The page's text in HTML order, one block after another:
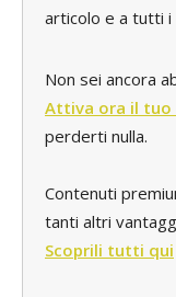
articolo e a tutti
Non sei ancora
Attiva ora il tuo
perderti nulla.
Contenuti
tanti altri
Scoprili tutti qui